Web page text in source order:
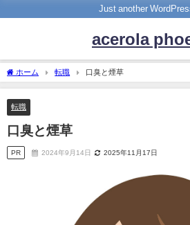
Just another
acerola
ホーム 転職 口臭と煙草
転職
口臭と煙草
PR 2024年9月14日 2025年11月17日